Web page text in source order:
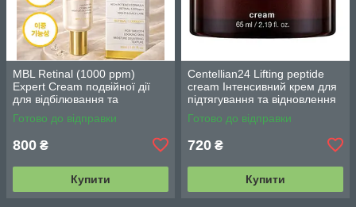
MBL Retinal (1000 ppm)
Expert Cream подвійної дії
для відбілювання та
зменшення зморшок з
ретиналем 30 г
Готово до відправки
800 ₴
Купити
Centellian24 Lifting peptide
cream Інтенсивний крем для
підтягування та відновлення
шкіри 65 мл.
Готово до відправки
720 ₴
Купити